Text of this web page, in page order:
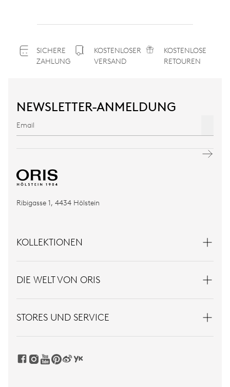
SICHERE
ZAHLUNG
KOSTENLOSER
VERSAND
KOSTENLOSE
RETOUREN
NEWSLETTER-ANMELDUNG
Ribigasse 1, 4434 Hölstein
KOLLEKTIONEN
DIE WELT VON ORIS
STORES UND SERVICE